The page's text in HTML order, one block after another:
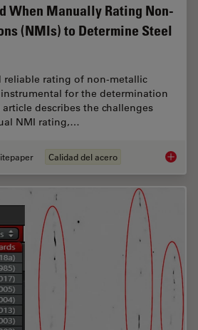
When Manually Rating Non-
(NMIs) to Determine Steel
reliable rating of non-metallic
for the determination
describes the challenges
NMI rating,…
Calidad del acero